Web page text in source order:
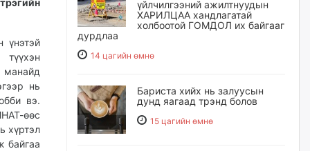
үнэтэй
манайд
нь
вэ.
өөс
хүртэл
байгаа
үйлчилгээний ажилтнуудын
ХАРИЛЦАА хандлагатай
холбоотой ГОМДОЛ их байгааг
дурдлаа
14 цагийн өмнө
Бариста хийх нь залуусын
дунд яагаад трэнд болов
15 цагийн өмнө